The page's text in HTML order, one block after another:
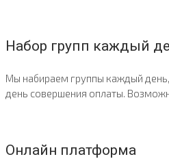
Набор групп каждый
Мы набираем группы каждый
день совершения оплаты.
Онлайн платформа